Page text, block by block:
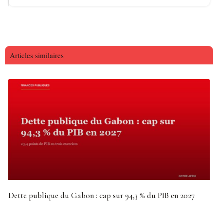
Articles similaires
Dette publique du Gabon : cap sur 94,3 % du PIB en 2027